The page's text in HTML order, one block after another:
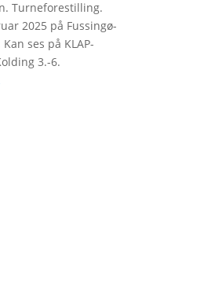
Turneforestilling.
2025 på Fussingø-
ses på KLAP-
3.-6.